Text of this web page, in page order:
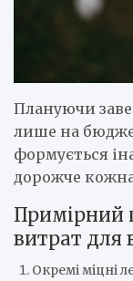
Плануючи
лише на
формується
дорожче
Примірний
витрат для
Окремі міцні